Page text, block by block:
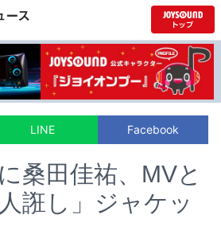
LINE Facebook
桑田佳祐、MVと
誑し」ジャケッ